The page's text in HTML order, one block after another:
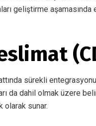
geliştirme
sürekli
da dahil olmak üzere
olarak sunar.